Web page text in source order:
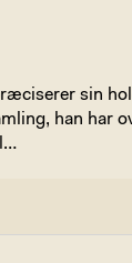
sin
han har